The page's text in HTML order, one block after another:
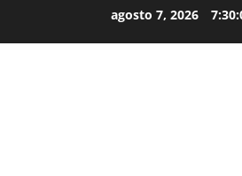
agosto 7, 2026